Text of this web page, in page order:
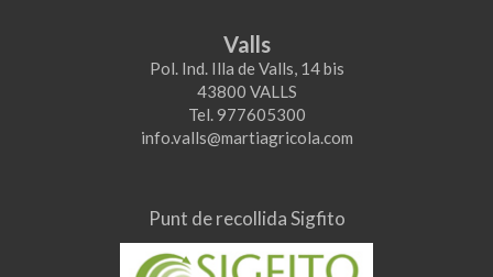
Valls
Pol. Ind. Illa de Valls, 14 bis
43800 VALLS
Tel. 977605300
info.valls@martiagricola.com
Punt de recollida Sigfito